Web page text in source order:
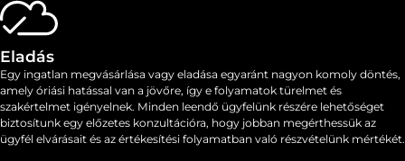
Eladás
Egy ingatlan megvásárlása vagy eladása egyaránt nagyon komoly döntés,
amely óriási hatással van a jövőre, így e folyamatok ​​türelmet és
szakértelmet igényelnek. Minden leendő ügyfelünk részére lehetőséget
biztosítunk egy előzetes konzultációra, hogy jobban megérthessük az
ügyfél elvárásait és az értékesítési folyamatban való részvételünk mértékét.